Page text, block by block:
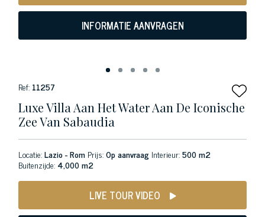
INFORMATIE AANVRAGEN
Ref: 11257
Luxe Villa Aan Het Water Aan De Iconische
Zee Van Sabaudia
Locatie:Lazio - Rom Prijs:Op aanvraag Interieur:500 m2
Buitenzijde: 4,000 m2
LIVE TOUR VIDEO